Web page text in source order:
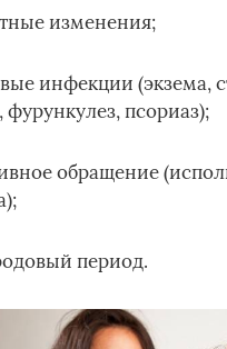
изменения;
инфекции (экзема,
псориаз);
обращение
период.